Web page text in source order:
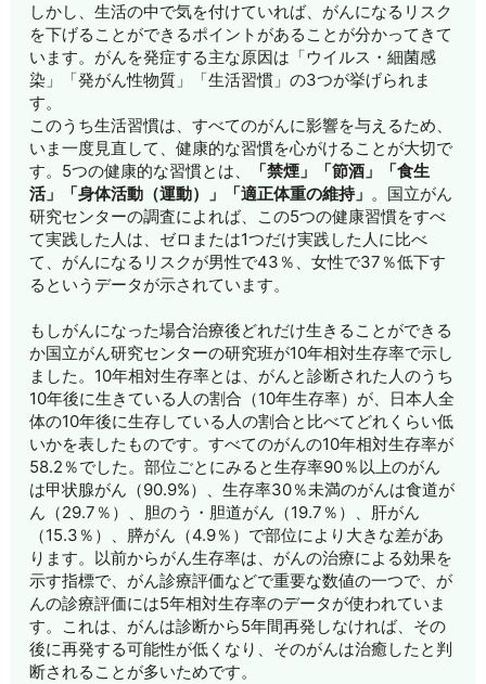
しかし、生活の中で気を付けていれば、がんになるリスク
を下げることができるポイントがあることが分かってきて
います。がんを発症する主な原因は「ウイルス・細菌感
染」「発がん性物質」「生活習慣」の3つが挙げられま
す。
このうち生活習慣は、すべてのがんに影響を与えるため、
いま一度見直して、健康的な習慣を心がけることが大切で
す。5つの健康的な習慣とは、
「禁煙」「節酒」「食生
活」「身体活動（運動）」「適正体重の維持」 。国立がん
研究センターの調査によれば、この5つの健康習慣をすべ
て実践した人は、ゼロまたは1つだけ実践した人に比べ
て、がんになるリスクが男性で43％、女性で37％低下す
るというデータが示されています。
もしがんになった場合治療後どれだけ生きることができる
か国立がん研究センターの研究班が10年相対生存率で示し
ました。10年相対生存率とは、がんと診断された人のうち
10年後に生きている人の割合（10年生存率）が、日本人全
体の10年後に生存している人の割合と比べてどれくらい低
いかを表したものです。すべてのがんの10年相対生存率が
58.2％でした。部位ごとにみると生存率90％以上のがん
は甲状腺がん（90.9%）、生存率30％未満のがんは食道が
ん（29.7％）、胆のう・胆道がん（19.7％）、肝がん
（15.3％）、膵がん（4.9％）で部位により大きな差があ
ります。以前からがん生存率は、がんの治療による効果を
示す指標で、がん診療評価などで重要な数値の一つで、が
んの診療評価には5年相対生存率のデータが使われていま
す。これは、がんは診断から5年間再発しなければ、その
後に再発する可能性が低くなり、そのがんは治癒したと判
断されることが多いためです。